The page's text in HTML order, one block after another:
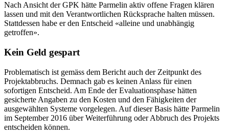
Nach Ansicht der GPK hätte Parmelin aktiv offene Fragen klären
lassen und mit den Verantwortlichen Rücksprache halten müssen.
Stattdessen habe er den Entscheid «alleine und unabhängig
getroffen».
Kein Geld gespart
Problematisch ist gemäss dem Bericht auch der Zeitpunkt des
Projektabbruchs. Demnach gab es keinen Anlass für einen
sofortigen Entscheid. Am Ende der Evaluationsphase hätten
gesicherte Angaben zu den Kosten und den Fähigkeiten der
ausgewählten Systeme vorgelegen. Auf dieser Basis hätte Parmelin
im September 2016 über Weiterführung oder Abbruch des Projekts
entscheiden können.